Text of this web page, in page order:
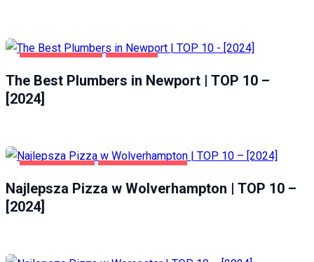
The Best Plumbers in Newport | TOP 10 –
[2024]
Najlepsza Pizza w Wolverhampton | TOP 10 –
[2024]